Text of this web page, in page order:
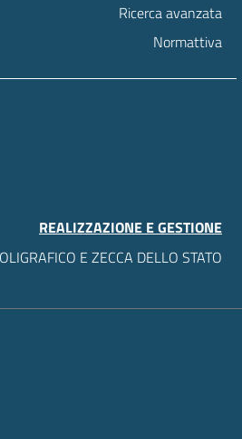
Ricerca avanzata
Normattiva
REALIZZAZIONE E GESTIONE
E ZECCA DELLO STATO